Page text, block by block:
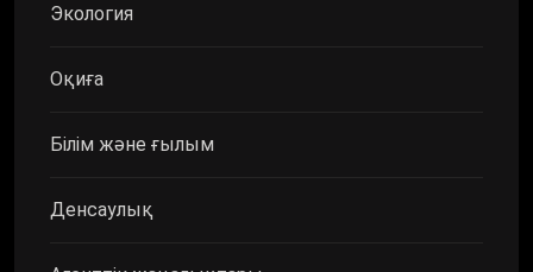
Экология
Оқиға
Білім және ғылым
Денсаулық